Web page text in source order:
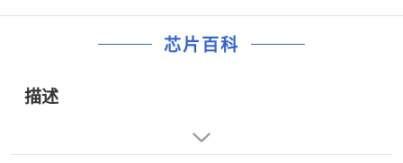
芯片百科
描述